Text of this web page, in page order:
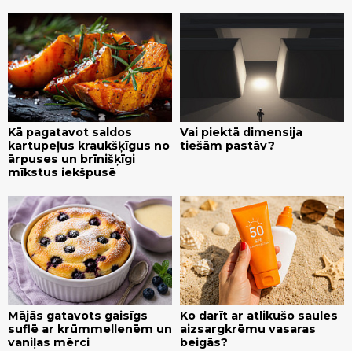
Kā pagatavot saldos
kartupeļus kraukšķīgus no
ārpuses un brīnišķīgi
mīkstus iekšpusē
Vai piektā dimensija
tiešām pastāv?
Mājās gatavots gaisīgs
suflē ar krūmmellenēm un
vaniļas mērci
Ko darīt ar atlikušo saules
aizsargkrēmu vasaras
beigās?